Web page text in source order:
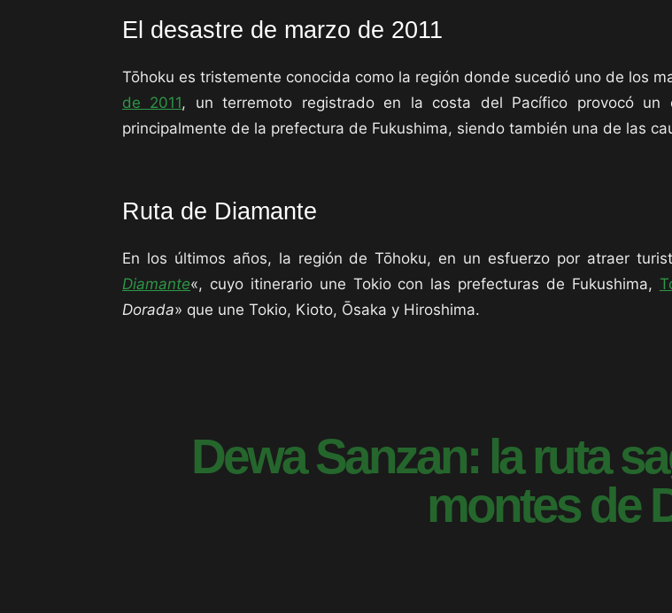
El desastre de marzo de 2011
Tōhoku es tristemente conocida como la región donde sucedió uno de los
de 2011, un terremoto registrado en la costa del Pacífico provocó un
principalmente de la prefectura de Fukushima, siendo también una de las
Ruta de Diamante
En los últimos años, la región de Tōhoku, en un esfuerzo por atraer
Diamante«, cuyo itinerario une Tokio con las prefecturas de Fukushima,
Dorada» que une Tokio, Kioto, Ōsaka y Hiroshima.
Dewa Sanzan: la ruta
montes de